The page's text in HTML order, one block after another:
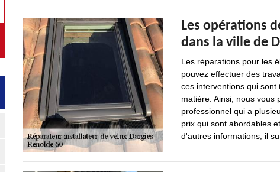
Les opérations
dans la ville de
Les réparations pour les
pouvez effectuer des
ces interventions qui sont
matière. Ainsi, nous vous
professionnel qui a
prix qui sont abordables
d'autres informations, il